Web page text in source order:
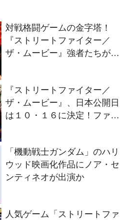
対戦格闘ゲームの金字塔！
『ストリートファイター／
ザ・ムービー』強者たちが集
『ストリートファイター／
ザ・ムービー』、日本公開日
は１０・１６に決定！ファイ
「機動戦士ガンダム」のハリ
ウッド映画化作品にノア・セ
ンティネオが出演か
人気ゲーム「ストリートファ